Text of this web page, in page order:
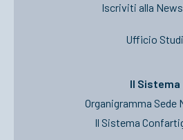
Iscriviti alla
Ufficio Studi
Il Sistema
Organigramma Sede
Il Sistema